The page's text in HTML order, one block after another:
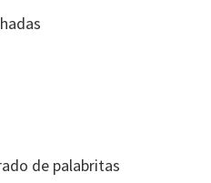
de palabritas